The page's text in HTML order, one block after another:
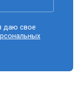
даю свое